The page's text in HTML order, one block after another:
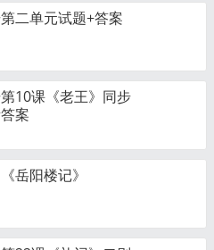
二单元试题+答案
10课《老王》同步
案
岳阳楼记》